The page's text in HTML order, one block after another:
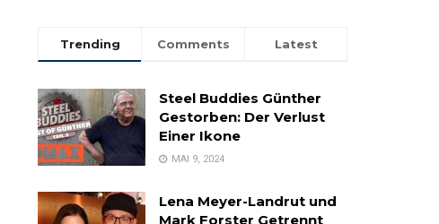
Trending Comments Latest
Steel Buddies Günther
Gestorben: Der Verlust
Einer Ikone
MAI 9, 2024
Lena Meyer-Landrut und
Mark Forster Getrennt